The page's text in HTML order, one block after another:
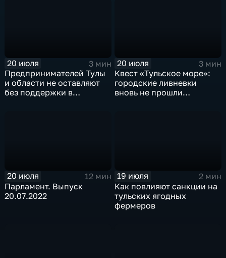
20 июля
3 мин
Предпринимателей Тулы
и области не оставляют
без поддержки в
20 июля
3 мин
Квест «Тульское море»:
городские ливневки
вновь не прошли
20 июля
12 мин
Парламент. Выпуск
20.07.2022
19 июля
2 мин
Как повлияют санкции на
тульских ягодных
фермеров